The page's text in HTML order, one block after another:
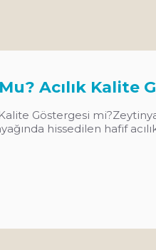
Acılık Kalite
Göstergesi
hissedilen hafif